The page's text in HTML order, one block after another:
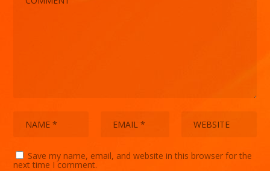
Save my name, email, and website in this browser for the
next time I comment.